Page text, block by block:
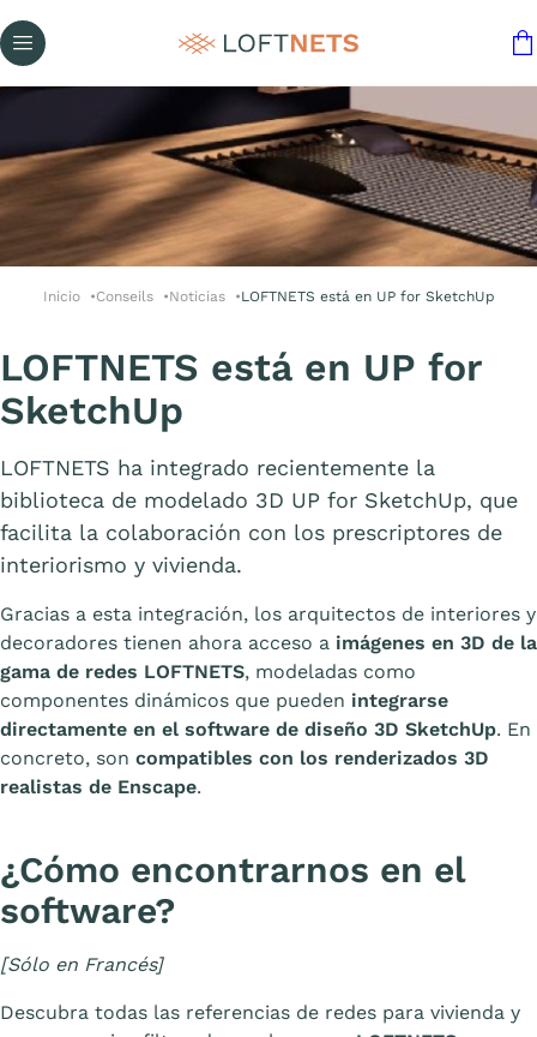
Inicio Conseils Noticias LOFTNETS está en UP for SketchUp
LOFTNETS está en UP for
SketchUp
LOFTNETS ha integrado recientemente la
biblioteca de modelado 3D UP for SketchUp, que
facilita la colaboración con los prescriptores de
interiorismo y vivienda.
Gracias a esta integración, los arquitectos de interiores y
decoradores tienen ahora acceso a imágenes en 3D de la
gama de redes LOFTNETS, modeladas como
componentes dinámicos que pueden integrarse
directamente en el software de diseño 3D SketchUp. En
concreto, son compatibles con los renderizados 3D
realistas de Enscape.
¿Cómo encontrarnos en el
software?
[Sólo en Francés]
Descubra todas las referencias de redes para vivienda y